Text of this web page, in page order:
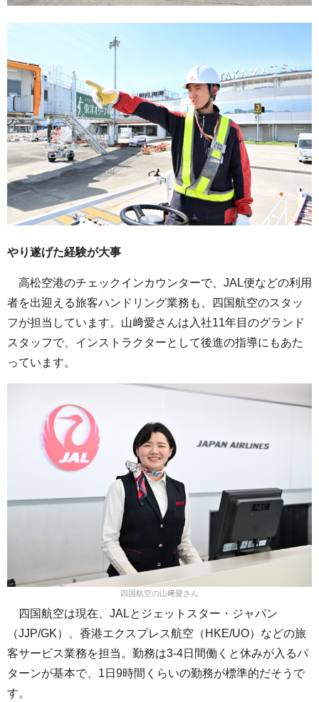
やり遂げた経験が大事
高松空港のチェックインカウンターで、JAL便などの利用
者を出迎える旅客ハンドリング業務も、四国航空のスタッ
フが担当しています。山﨑愛さんは入社11年目のグランド
スタッフで、インストラクターとして後進の指導にもあた
っています。
四国航空の山﨑愛さん
四国航空は現在、JALとジェットスター・ジャパン
（JJP/GK）、香港エクスプレス航空（HKE/UO）などの旅
客サービス業務を担当。勤務は3-4日間働くと休みが入るパ
ターンが基本で、1日9時間くらいの勤務が標準的だそうで
す。